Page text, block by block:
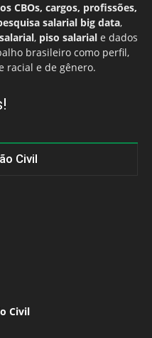
CBOs, cargos, profissões,
salarial big data,
, piso salarial e dados
brasileiro como perfil,
racial e de gênero.
Civil
Civil